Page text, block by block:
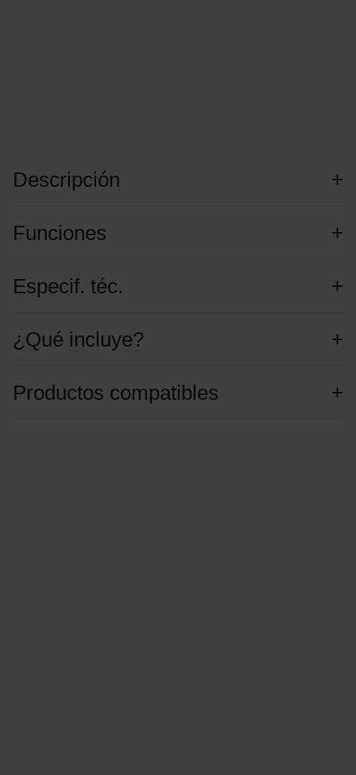
Descripción
Funciones
Especif. téc.
¿Qué incluye?
Productos compatibles